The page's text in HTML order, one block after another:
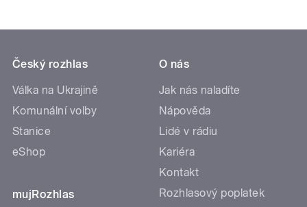
Český rozhlas
Válka na Ukrajině
Komunální volby
Stanice
eShop
mujRozhlas
O nás
Jak nás naladíte
Nápověda
Lidé v rádiu
Kariéra
Kontakt
Rozhlasový poplatek